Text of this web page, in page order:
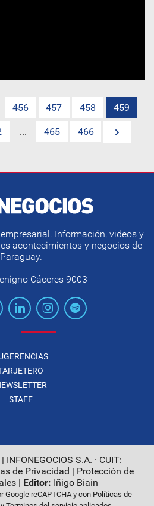
456 457 458 459
... 465 466
Información, videos y
acontecimientos y negocios de
Paraguay.
Cáceres 9003
STAFF
| INFONEGOCIOS S.A. · CUIT:
de Privacidad | Protección de
| Editor: Iñigo Biain
Google reCAPTCHA y con Políticas de